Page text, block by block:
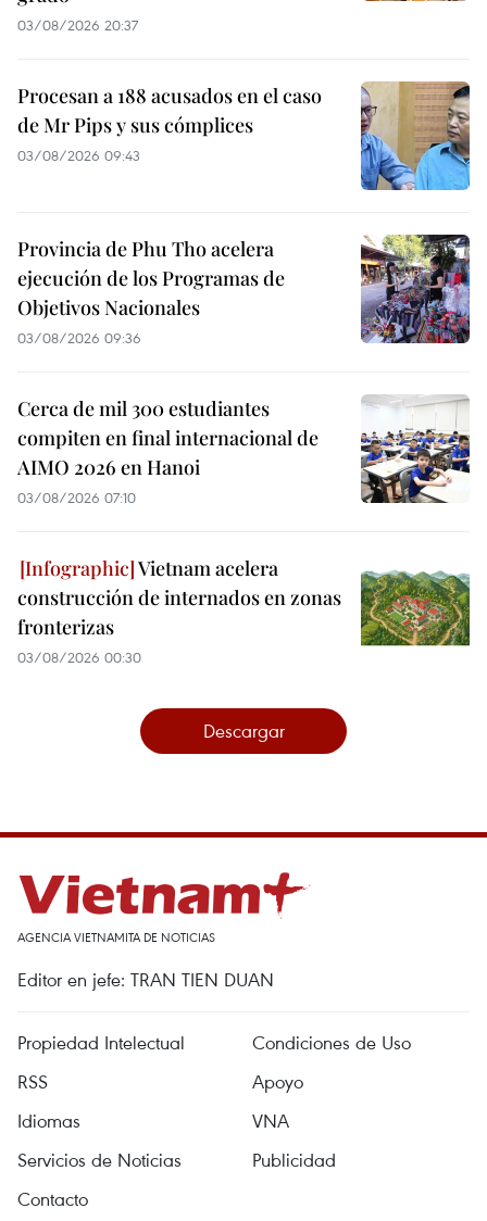
03/08/2026 20:37
Procesan a 188 acusados en el caso
de Mr Pips y sus cómplices
03/08/2026 09:43
Provincia de Phu Tho acelera
ejecución de los Programas de
Objetivos Nacionales
03/08/2026 09:36
Cerca de mil 300 estudiantes
compiten en final internacional de
AIMO 2026 en Hanoi
03/08/2026 07:10
Vietnam acelera
construcción de internados en zonas
fronterizas
03/08/2026 00:30
Descargar
AGENCIA VIETNAMITA DE NOTICIAS
Editor en jefe: TRAN TIEN DUAN
Propiedad Intelectual
Condiciones de Uso
RSS
Apoyo
Idiomas
VNA
Servicios de Noticias
Publicidad
Contacto